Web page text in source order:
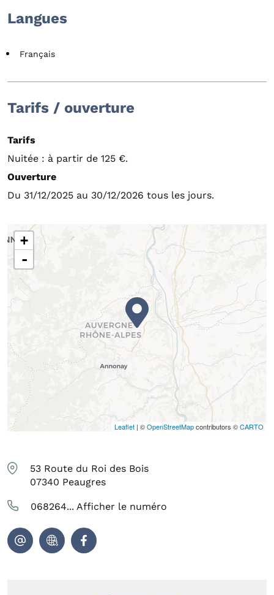
Langues
Français
Tarifs / ouverture
Tarifs
Nuitée : à partir de 125 €.
Ouverture
Du 31/12/2025 au 30/12/2026 tous les jours.
+
-
Leaflet | ©OpenStreetMapcontributors ©CARTO
53 Route du Roi des Bois
07340 Peaugres
068264... Afficher le numéro